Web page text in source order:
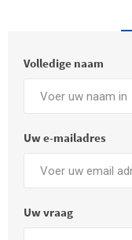
Volledige naam
Uw e-mailadres
Uw vraag